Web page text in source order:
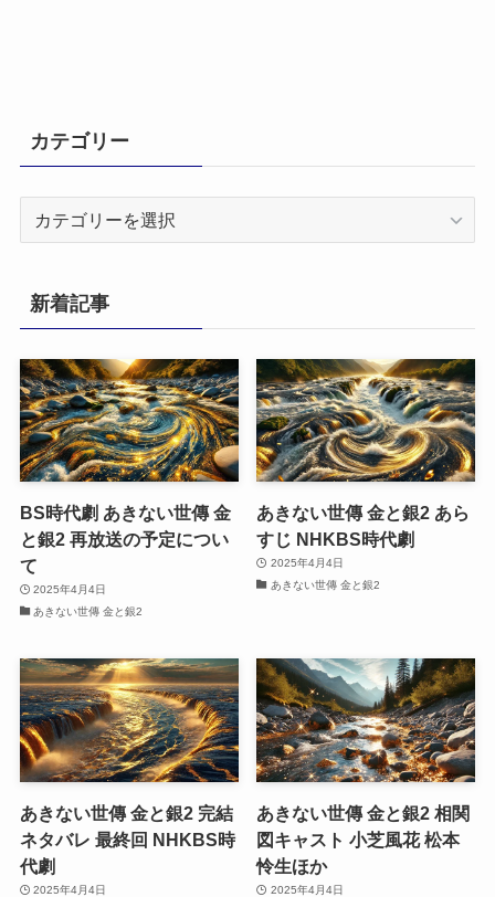
カテゴリー
リ
ー
新着記事
BS時代劇 あきない世傳 金
と銀2 再放送の予定につい
て
2025年4月4日
あきない世傳 金と銀2
あきない世傳 金と銀2 あら
すじ NHKBS時代劇
2025年4月4日
あきない世傳 金と銀2
あきない世傳 金と銀2 完結
ネタバレ 最終回 NHKBS時
代劇
2025年4月4日
あきない世傳 金と銀2 相関
図キャスト 小芝風花 松本
怜生ほか
2025年4月4日